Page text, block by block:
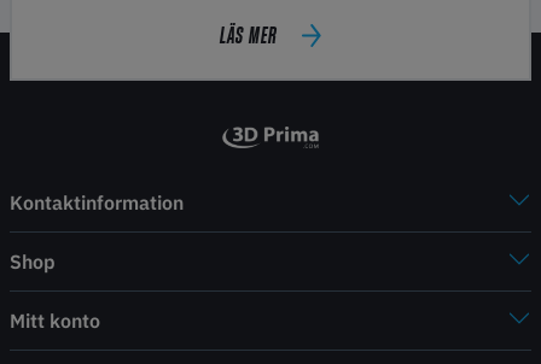
LÄS MER
Kontaktinformation
Shop
Mitt konto